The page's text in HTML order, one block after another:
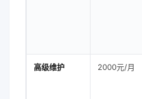
高级维护 2000元/月